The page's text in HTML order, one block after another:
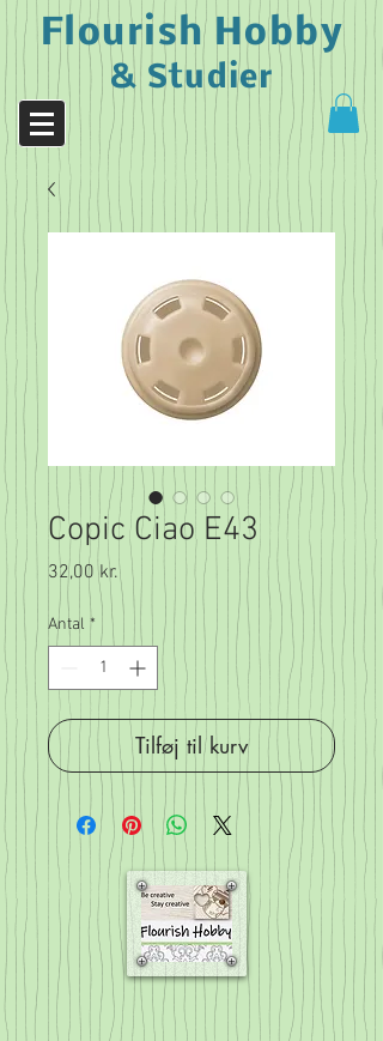
Flourish Hobby
& Studier
Copic Ciao E43
32,00 kr.Pris
Antal *
Tilføj til kurv